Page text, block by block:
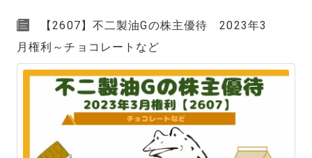
【2607】不二製油Gの株主優待 2023年3
月権利～チョコレートなど